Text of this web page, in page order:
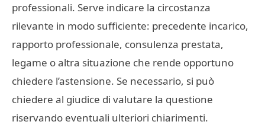
professionali. Serve indicare la circostanza
rilevante in modo sufficiente: precedente incarico,
rapporto professionale, consulenza prestata,
legame o altra situazione che rende opportuno
chiedere l’astensione. Se necessario, si può
chiedere al giudice di valutare la questione
riservando eventuali ulteriori chiarimenti.